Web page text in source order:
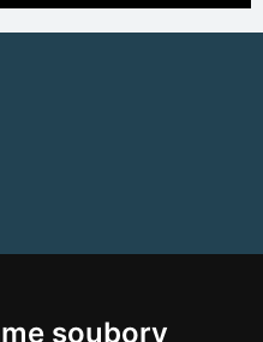
soubory